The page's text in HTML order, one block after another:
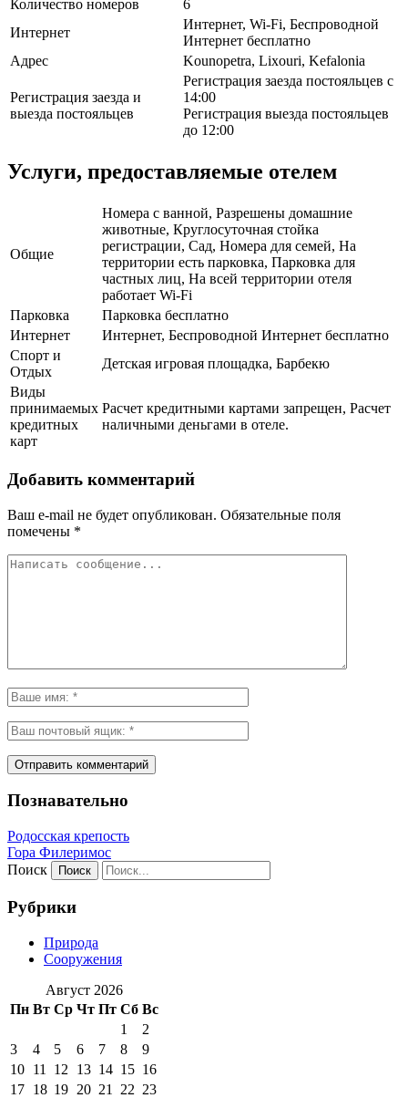
Количество номеров
6
Интернет
Интернет, Wi-Fi, Беспроводной
Интернет бесплатно
Адрес
Kounopetra, Lixouri, Kefalonia
Регистрация заезда и
выезда постояльцев
Регистрация заезда постояльцев с
14:00
Регистрация выезда постояльцев
до 12:00
Услуги, предоставляемые отелем
Общие
Номера с ванной, Разрешены домашние
животные, Круглосуточная стойка
регистрации, Сад, Номера для семей, На
территории есть парковка, Парковка для
частных лиц, На всей территории отеля
работает Wi-Fi
Парковка
Парковка бесплатно
Интернет
Интернет, Беспроводной Интернет бесплатно
Спорт и
Отдых
Детская игровая площадка, Барбекю
Виды
принимаемых
кредитных
карт
Расчет кредитными картами запрещен, Расчет
наличными деньгами в отеле.
Добавить комментарий
Ваш e-mail не будет опубликован. Обязательные поля
помечены *
Познавательно
Родосская крепость
Гора Филеримос
Поиск
Рубрики
Природа
Сооружения
Август 2026
Пн Вт Ср Чт Пт Сб Вс
1
2
3
4 5 6 7 8
9
10 11 12 13 14 15 16
17 18 19 20 21 22 23